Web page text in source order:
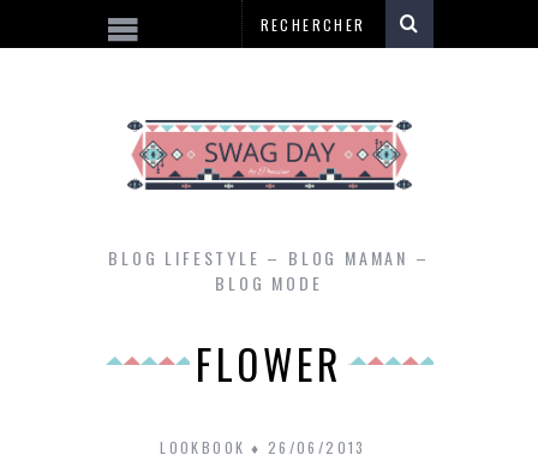
BLOG LIFESTYLE – BLOG MAMAN –
BLOG MODE
FLOWER
LOOKBOOK 26/06/2013